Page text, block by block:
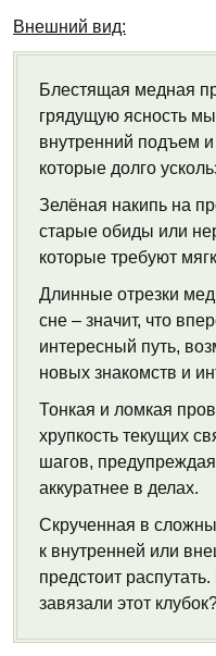
Внешний вид:
Блестящая медная
грядущую ясность
внутренний подъем
которые долго
Зелёная накипь на
старые обиды или
которые требуют
Длинные отрезки
сне – значит, что
интересный путь,
новых знакомств и
Тонкая и ломкая
хрупкость текущих
шагов,
аккуратнее в делах.
Скрученная в
к внутренней или
предстоит
завязали этот